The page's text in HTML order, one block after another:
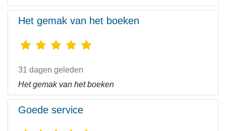
Het gemak van het boeken
31 dagen geleden
Het gemak van het boeken
Goede service